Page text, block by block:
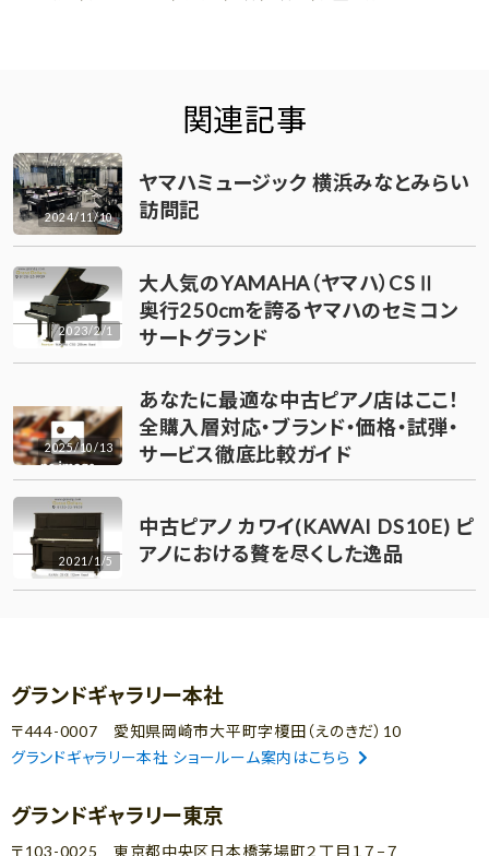
関連記事
2024/11/10
ヤマハミュージック 横浜みなとみらい
訪問記
2023/2/1
大人気のYAMAHA（ヤマハ）CSⅡ
奥行250cmを誇るヤマハのセミコン
サートグランド
2025/10/13
あなたに最適な中古ピアノ店はここ！
全購入層対応・ブランド・価格・試弾・
サービス徹底比較ガイド
2021/1/5
中古ピアノ カワイ(KAWAI DS10E) ピ
アノにおける贅を尽くした逸品
グランドギャラリー本社
〒444-0007 愛知県岡崎市大平町字榎田（えのきだ）10
グランドギャラリー本社 ショールーム案内はこちら
グランドギャラリー東京
〒103-0025 東京都中央区日本橋茅場町２丁目１７−７